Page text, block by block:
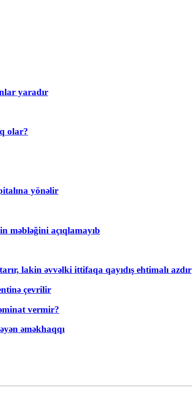
yaradır
olar?
yönəlir
məbləğini açıqlamayıb
lakin əvvəlki ittifaqa qayıdış ehtimalı azdır
çevrilir
vermir?
əməkhaqqı